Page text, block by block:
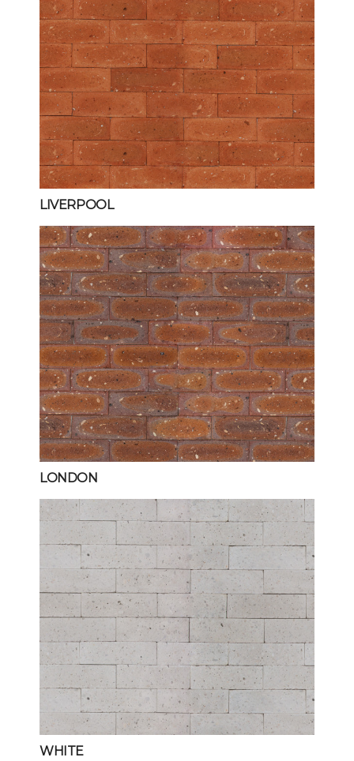
LIVERPOOL
LONDON
WHITE